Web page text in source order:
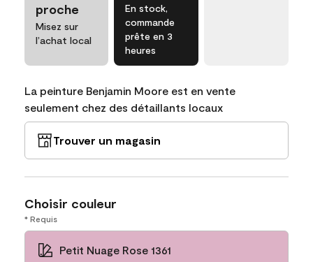
proche
Misez sur
l’achat local
En stock,
commande
prête en 3
heures
La peinture Benjamin Moore est en vente
seulement chez des détaillants locaux
Trouver un magasin
Choisir couleur
* Requis
Petit Nuage Rose 1361